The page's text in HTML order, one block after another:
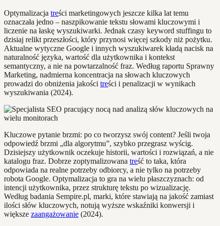
Optymalizacja treści marketingowych jeszcze kilka lat temu
oznaczała jedno – naszpikowanie tekstu słowami kluczowymi i
liczenie na łaskę wyszukiwarki. Jednak czasy keyword stuffingu to
dzisiaj relikt przeszłości, który przynosi więcej szkody niż pożytku.
Aktualne wytyczne Google i innych wyszukiwarek kładą nacisk na
naturalność języka, wartość dla użytkownika i kontekst
semantyczny, a nie na powtarzalność fraz. Według raportu Sprawny
Marketing, nadmierna koncentracja na słowach kluczowych
prowadzi do obniżenia jakości treści i penalizacji w wynikach
wyszukiwania (2024).
Kluczowe pytanie brzmi: po co tworzysz swój content? Jeśli twoja
odpowiedź brzmi „dla algorytmu”, szybko przegrasz wyścig.
Dzisiejszy użytkownik oczekuje historii, wartości i rozwiązań, a nie
katalogu fraz. Dobrze zoptymalizowana treść to taka, która
odpowiada na realne potrzeby odbiorcy, a nie tylko na potrzeby
robota Google. Optymalizacja to gra na wielu płaszczyznach: od
intencji użytkownika, przez strukturę tekstu po wizualizację.
Według badania Sempire.pl, marki, które stawiają na jakość zamiast
ilości słów kluczowych, notują wyższe wskaźniki konwersji i
większe zaangażowanie (2024).